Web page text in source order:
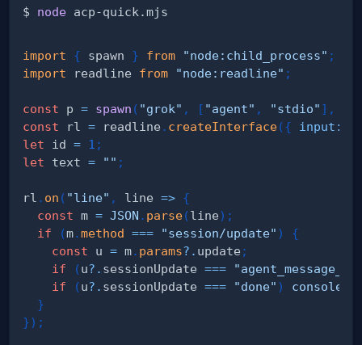
$ node
import { spawn } from "node:child_process" ;
import
readline from "node:readline" ;
const p = spawn ( "grok" , [ "agent" , "stdio" ] ,
const rl = readline . createInterface({ input :
let id = 1 ;
let text = "" ;
rl . on ( "line" , line => {
const m = JSON . parse(line) ;
if
(m.method === "session/update" )
{
const u = m. params?. update ;
if
(u?. sessionUpdate ===
if
(u?. sessionUpdate === "done" ) console
}
}) ;